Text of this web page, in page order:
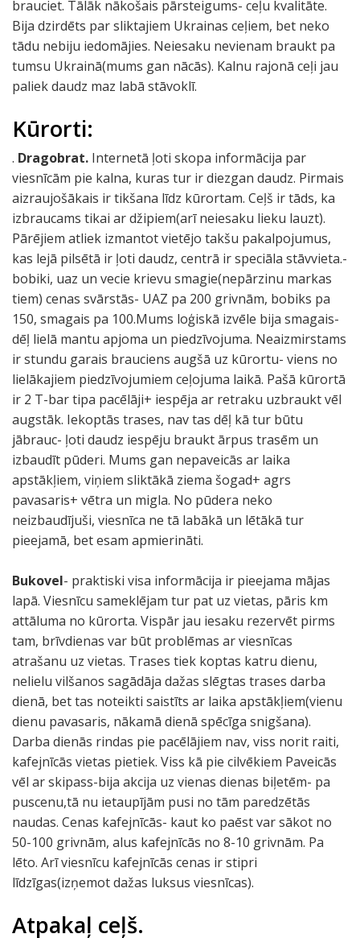
brauciet. Tālāk nākošais pārsteigums- ceļu kvalitāte.
Bija dzirdēts par sliktajiem Ukrainas ceļiem, bet neko
tādu nebiju iedomājies. Neiesaku nevienam braukt pa
tumsu Ukrainā(mums gan nācās). Kalnu rajonā ceļi jau
paliek daudz maz labā stāvoklī.
Kūrorti:
. Dragobrat. Internetā ļoti skopa informācija par
viesnīcām pie kalna, kuras tur ir diezgan daudz. Pirmais
aizraujošākais ir tikšana līdz kūrortam. Ceļš ir tāds, ka
izbraucams tikai ar džipiem(arī neiesaku lieku lauzt).
Pārējiem atliek izmantot vietējo takšu pakalpojumus,
kas lejā pilsētā ir ļoti daudz, centrā ir speciāla stāvvieta.-
bobiki, uaz un vecie krievu smagie(nepārzinu markas
tiem) cenas svārstās- UAZ pa 200 grivnām, bobiks pa
150, smagais pa 100.Mums loģiskā izvēle bija smagais-
dēļ lielā mantu apjoma un piedzīvojuma. Neaizmirstams
ir stundu garais brauciens augšā uz kūrortu- viens no
lielākajiem piedzīvojumiem ceļojuma laikā. Pašā kūrortā
ir 2 T-bar tipa pacēlāji+ iespēja ar retraku uzbraukt vēl
augstāk. Iekoptās trases, nav tas dēļ kā tur būtu
jābrauc- ļoti daudz iespēju braukt ārpus trasēm un
izbaudīt pūderi. Mums gan nepaveicās ar laika
apstākļiem, viņiem sliktākā ziema šogad+ agrs
pavasaris+ vētra un migla. No pūdera neko
neizbaudījuši, viesnīca ne tā labākā un lētākā tur
pieejamā, bet esam apmierināti.
Bukovel- praktiski visa informācija ir pieejama mājas
lapā. Viesnīcu sameklējam tur pat uz vietas, pāris km
attāluma no kūrorta. Vispār jau iesaku rezervēt pirms
tam, brīvdienas var būt problēmas ar viesnīcas
atrašanu uz vietas. Trases tiek koptas katru dienu,
nelielu vilšanos sagādāja dažas slēgtas trases darba
dienā, bet tas noteikti saistīts ar laika apstākļiem(vienu
dienu pavasaris, nākamā dienā spēcīga snigšana).
Darba dienās rindas pie pacēlājiem nav, viss norit raiti,
kafejnīcās vietas pietiek. Viss kā pie cilvēkiem Paveicās
vēl ar skipass-bija akcija uz vienas dienas biļetēm- pa
puscenu,tā nu ietaupījām pusi no tām paredzētās
naudas. Cenas kafejnīcās- kaut ko paēst var sākot no
50-100 grivnām, alus kafejnīcās no 8-10 grivnām. Pa
lēto. Arī viesnīcu kafejnīcās cenas ir stipri
līdzīgas(izņemot dažas luksus viesnīcas).
Atpakaļ ceļš.